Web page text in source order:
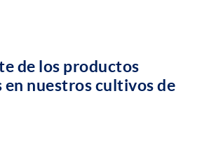
de los productos
nuestros cultivos de